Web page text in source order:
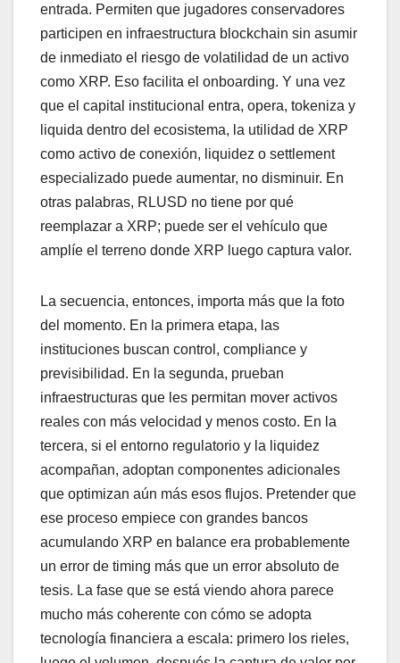
entrada. Permiten que jugadores conservadores
participen en infraestructura blockchain sin asumir
de inmediato el riesgo de volatilidad de un activo
como XRP. Eso facilita el onboarding. Y una vez
que el capital institucional entra, opera, tokeniza y
liquida dentro del ecosistema, la utilidad de XRP
como activo de conexión, liquidez o settlement
especializado puede aumentar, no disminuir. En
otras palabras, RLUSD no tiene por qué
reemplazar a XRP; puede ser el vehículo que
amplíe el terreno donde XRP luego captura valor.
La secuencia, entonces, importa más que la foto
del momento. En la primera etapa, las
instituciones buscan control, compliance y
previsibilidad. En la segunda, prueban
infraestructuras que les permitan mover activos
reales con más velocidad y menos costo. En la
tercera, si el entorno regulatorio y la liquidez
acompañan, adoptan componentes adicionales
que optimizan aún más esos flujos. Pretender que
ese proceso empiece con grandes bancos
acumulando XRP en balance era probablemente
un error de timing más que un error absoluto de
tesis. La fase que se está viendo ahora parece
mucho más coherente con cómo se adopta
tecnología financiera a escala: primero los rieles,